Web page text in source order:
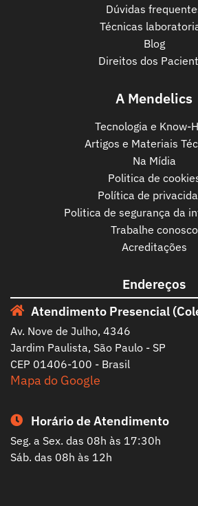
Dúvidas
Técnicas
Blog
Direitos dos
A Mendelics
Tecnologia e Know-
Artigos e Materiais
Na Mídia
Politica de
Política de
Politica de segurança da
Trabalhe conosco
Acreditações
Endereços
Atendimento Presencial
Av. Nove de Julho, 4346
Jardim Paulista, São Paulo - SP
CEP 01406-100 - Brasil
Mapa do Google
Horário de Atendimento
Seg. a Sex. das 08h às 17:30h
Sáb. das 08h às 12h